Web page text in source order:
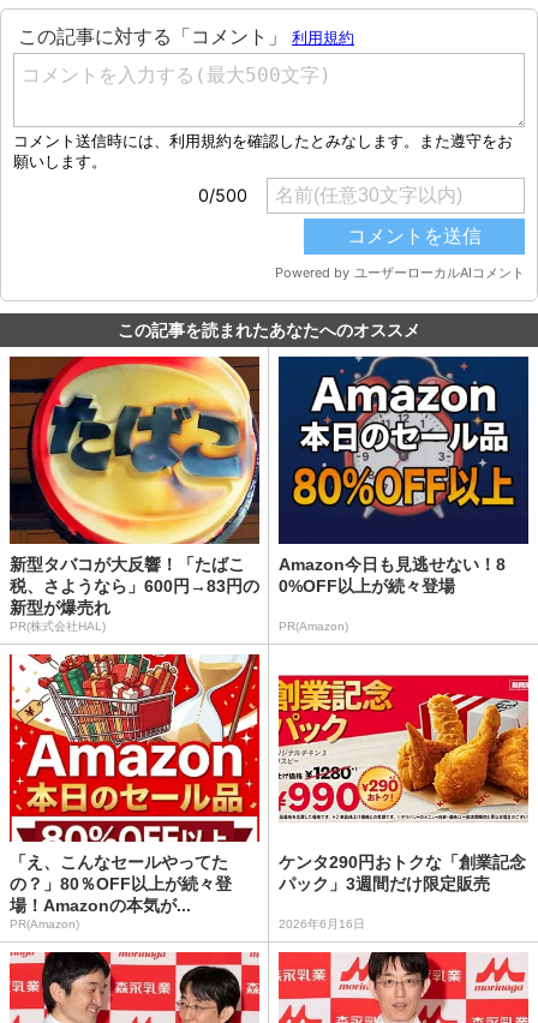
この記事を読まれたあなたへのオススメ
新型タバコが大反響！「たばこ
税、さようなら」600円→83円の
新型が爆売れ
PR(株式会社HAL)
Amazon今日も見逃せない！8
0%OFF以上が続々登場
PR(Amazon)
「え、こんなセールやってた
の？」80％OFF以上が続々登
場！Amazonの本気が...
PR(Amazon)
ケンタ290円おトクな「創業記念
パック」3週間だけ限定販売
2026年6月16日